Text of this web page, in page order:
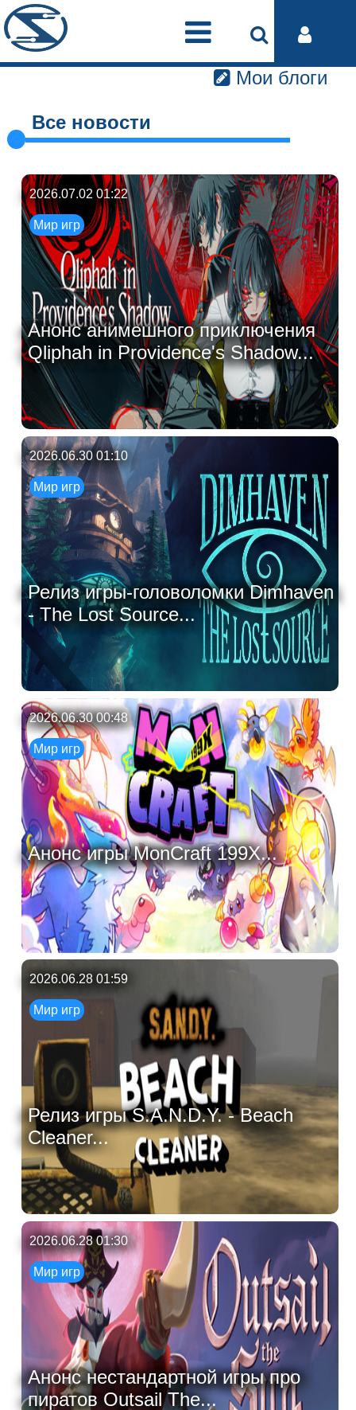
Мои блоги
Все новости
2026.07.02 01:22
Мир игр
Анонс анимешного приключения
Qliphah in Providence's Shadow...
2026.06.30 01:10
Мир игр
Релиз игры-головоломки Dimhaven
- The Lost Source...
2026.06.30 00:48
Мир игр
Анонс игры MonCraft 199X...
2026.06.28 01:59
Мир игр
Релиз игры S.A.N.D.Y. - Beach
Cleaner...
2026.06.28 01:30
Мир игр
Анонс нестандартной игры про
пиратов Outsail The...